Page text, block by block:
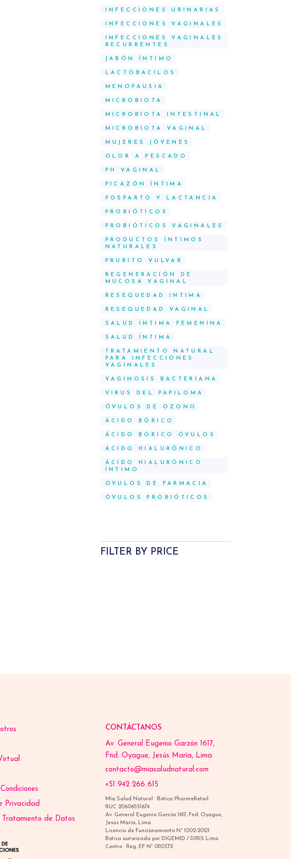
INFECCIONES URINARIAS
INFECCIONES VAGINALES
INFECCIONES VAGINALES
RECURRENTES
JABÓN ÍNTIMO
LACTOBACILOS
MENOPAUSIA
MICROBIOTA
MICROBIOTA INTESTINAL
MICROBIOTA VAGINAL
MUJERES JÓVENES
OLOR A PESCADO
PH VAGINAL
PICAZÓN ÍNTIMA
POSPARTO Y LACTANCIA
PROBIÓTICOS
PROBIÓTICOS VAGINALES
PRODUCTOS ÍNTIMOS
NATURALES
PRURITO VULVAR
REGENERACIÓN DE
MUCOSA VAGINAL
RESEQUEDAD INTIMA
RESEQUEDAD VAGINAL
SALUD ÍNTIMA FEMENINA
SALUD ÍNTIMA
TRATAMIENTO NATURAL
PARA INFECCIONES
VAGINALES
VAGINOSIS BACTERIANA
VIRUS DEL PAPILOMA
ÓVULOS DE OZONO
ÁCIDO BÓRICO
ÁCIDO BÓRICO ÓVULOS
ÁCIDO HIALURÓNICO
ÁCIDO HIALURÓNICO
ÍNTIMO
ÓVULOS DE FARMACIA
ÓVULOS PROBIÓTICOS
FILTER BY PRICE
Privacidad
Tratamiento de Datos
CONTÁCTANOS
Av. General Eugenio Garzón 1617,
Fnd. Oyague, Jesús María, Lima
contacto@miasaludnatural.com
+51 942 266 615
Mía Salud Natural · Botica PharmaRetail
RUC 20606551674
Av. General Eugenio Garzón 1617, Fnd. Oyague,
Jesús María, Lima
Licencia de Funcionamiento N° 1002-2023
Botica autorizada por DIGEMID / DIRIS Lima
Centro · Reg. EF N° 0110372